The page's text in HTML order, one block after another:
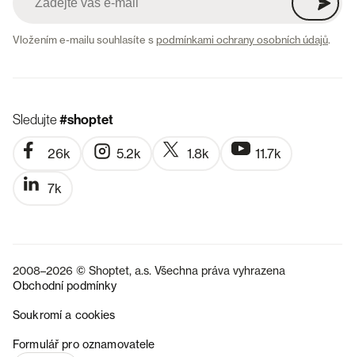
Vložením e-mailu souhlasíte spodmínkami ochrany osobních údajů.
Sledujte#shoptet
26k 5.2k 1.8k 11.7k
7k
2008–2026 © Shoptet, a.s. Všechna práva vyhrazena
Obchodní podmínky
Soukromí a cookies
Formulář pro oznamovatele